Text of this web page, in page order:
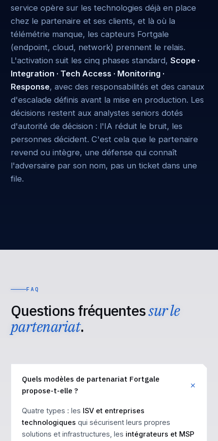
service opère sur les technologies déjà en place
chez le partenaire et ses clients, et là où la
télémétrie manque, les capteurs Fortgale
(endpoint, cloud, network) prennent le relais.
L'activation suit les cinq phases standard, Scope ·
Integration · Tech Access · Monitoring ·
Response, avec des responsabilités et des canaux
d'escalade définis avant la mise en production. Les
décisions restent aux analystes seniors dotés
d'autorité de décision : l'IA réduit le bruit, les
personnes décident. C'est cela que le partenaire
revend ou intègre, une défense qui connaît
l'adversaire par son nom, pas un ticket dans une
file.
FAQ
Questions fréquentessur le
partenariat.
Quels modèles de partenariat Fortgale
propose-t-elle ?
Quatre types : les ISV et entreprises
technologiques qui sécurisent leurs propres
solutions et infrastructures, les intégrateurs et MSP